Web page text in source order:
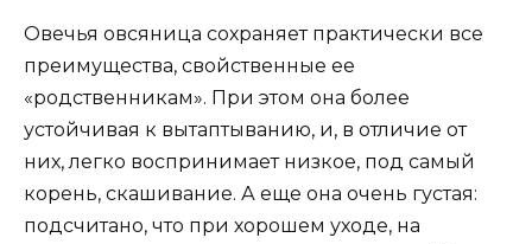
Овечья овсяница сохраняет практически все
преимущества, свойственные ее
«родственникам». При этом она более
устойчивая к вытаптыванию, и, в отличие от
них, легко воспринимает низкое, под самый
корень, скашивание. А еще она очень густая:
подсчитано, что при хорошем уходе, на